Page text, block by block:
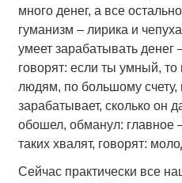
много денег, а все
гуманизм – лирика и
умеет зарабатывать денег
говорят: если ты умный,
людям, по большому счету,
зарабатывает, сколько он
обошел, обманул: главное
таких хвалят, говорят:
Сейчас практически все